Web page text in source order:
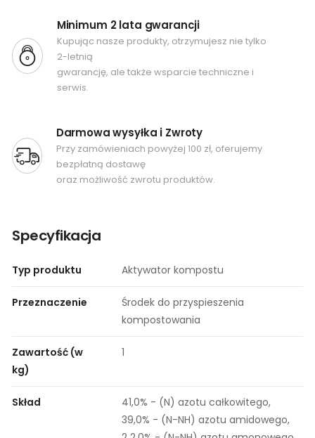
Minimum 2 lata gwarancji
Kupując nasze produkty, otrzymujesz nie tylko
2-letnią
gwarancję, ale także wsparcie techniczne i
serwis.
Darmowa wysyłka i Zwroty
Przy zamówieniach powyżej 100 zł, oferujemy
bezpłatną dostawę
oraz możliwość zwrotu produktów.
Specyfikacja
Typ produktu Aktywator kompostu
Przeznaczenie
Środek do przyspieszenia
kompostowania
Zawartość (w
kg)
1
Skład
41,0% - (N) azotu całkowitego,
39,0% - (N-NH) azotu amidowego,